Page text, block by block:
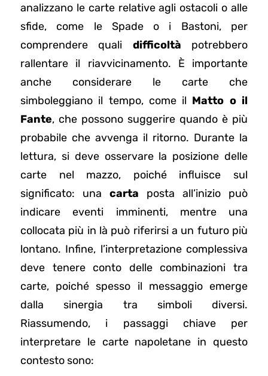
analizzano le carte relative agli ostacoli o alle
sfide, come le Spade o i Bastoni, per
comprendere quali difficoltà potrebbero
rallentare il riavvicinamento. È importante
anche considerare le carte che
simboleggiano il tempo, come il Matto o il
Fante, che possono suggerire quando è più
probabile che avvenga il ritorno. Durante la
lettura, si deve osservare la posizione delle
carte nel mazzo, poiché influisce sul
significato: una carta posta all’inizio può
indicare eventi imminenti, mentre una
collocata più in là può riferirsi a un futuro più
lontano. Infine, l’interpretazione complessiva
deve tenere conto delle combinazioni tra
carte, poiché spesso il messaggio emerge
dalla sinergia tra simboli diversi.
Riassumendo, i passaggi chiave per
interpretare le carte napoletane in questo
contesto sono: